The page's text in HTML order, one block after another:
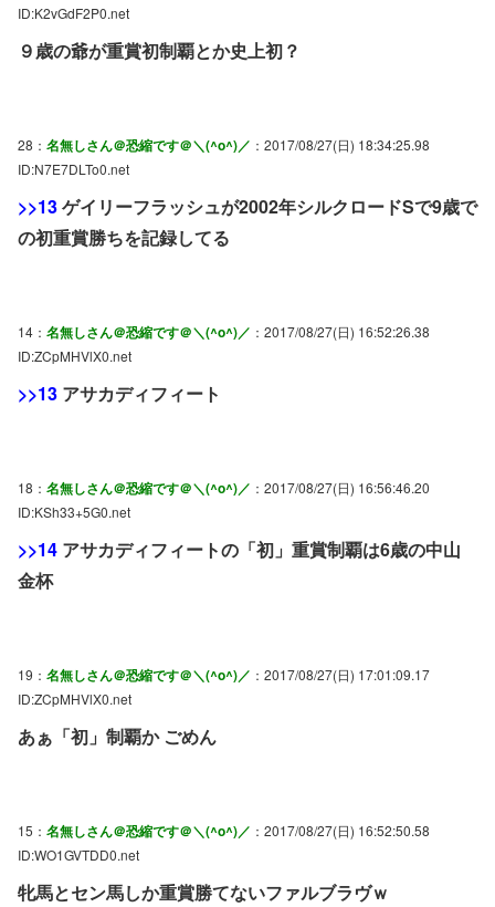
ID:K2vGdF2P0.net
９歳の爺が重賞初制覇とか史上初？
28： 名無しさん＠恐縮です＠＼(^o^)／ ：2017/08/27(日) 18:34:25.98
ID:N7E7DLTo0.net
>>13ゲイリーフラッシュが2002年シルクロードSで9歳で
の初重賞勝ちを記録してる
14： 名無しさん＠恐縮です＠＼(^o^)／ ：2017/08/27(日) 16:52:26.38
ID:ZCpMHVlX0.net
>>13 アサカディフィート
18： 名無しさん＠恐縮です＠＼(^o^)／ ：2017/08/27(日) 16:56:46.20
ID:KSh33+5G0.net
>>14 アサカディフィートの「初」重賞制覇は6歳の中山
金杯
19： 名無しさん＠恐縮です＠＼(^o^)／ ：2017/08/27(日) 17:01:09.17
ID:ZCpMHVlX0.net
あぁ「初」制覇か ごめん
15： 名無しさん＠恐縮です＠＼(^o^)／ ：2017/08/27(日) 16:52:50.58
ID:WO1GVTDD0.net
牝馬とセン馬しか重賞勝てないファルブラヴｗ